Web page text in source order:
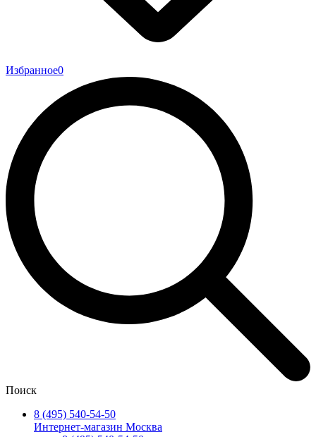
Избранное0
Поиск
8 (495) 540-54-50
Интернет-магазин Москва